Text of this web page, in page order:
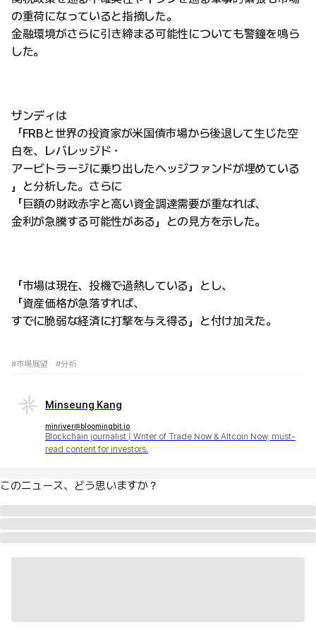
の重荷になっていると指摘した。
金融環境がさらに引き締まる可能性についても警鐘を鳴ら
した。
ザンディは
「FRBと世界の投資家が米国債市場から後退して生じた空
白を、レバレッジド・
アービトラージに乗り出したヘッジファンドが埋めている
」と分析した。さらに
「巨額の財政赤字と高い資金調達需要が重なれば、
金利が急騰する可能性がある」との見方を示した。
「市場は現在、投機で過熱している」とし、
「資産価格が急落すれば、
すでに脆弱な経済に打撃を与え得る」と付け加えた。
#市場展望 #分析
Minseung Kang
minriver@bloomingbit.io
Blockchain journalist | Writer of Trade Now & Altcoin Now, must-
read content for investors.
このニュース、どう思いますか？